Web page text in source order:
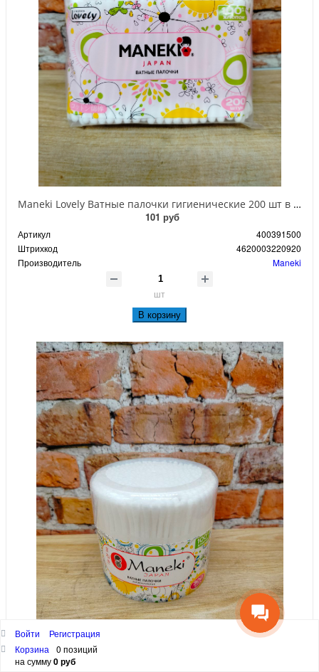
Maneki Lovely Ватные палочки гигиенические 200 шт в zip-пакете
101 руб
Артикул
400391500
Штрихкод
4620003220920
Производитель
Maneki
шт
В корзину
Войти
Регистрация
Корзина
0 позиций
на сумму0 руб